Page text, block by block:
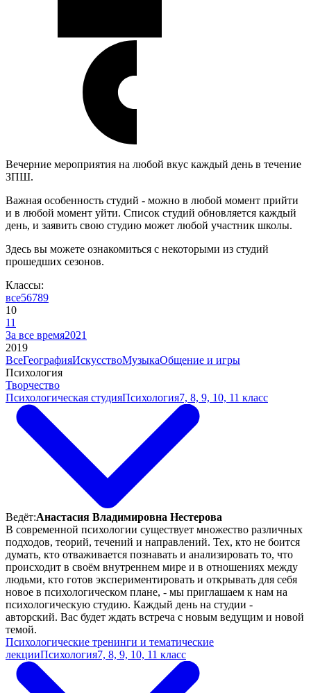
Вечерние мероприятия на любой вкус каждый день в течение
ЗПШ.
Важная особенность студий - можно в любой момент прийти
и в любой момент уйти. Список студий обновляется каждый
день, и заявить свою студию может любой участник школы.
Здесь вы можете ознакомиться с некоторыми из студий
прошедших сезонов.
Классы:
все56789
10
11
За все время2021
2019
ВсеГеографияИскусствоМузыкаОбщение и игры
Психология
Творчество
Психологическая студияПсихология7, 8, 9, 10, 11 класс
Ведёт:Анастасия Владимировна Нестерова
В современной психологии существует множество различных
подходов, теорий, течений и направлений. Тех, кто не боится
думать, кто отваживается познавать и анализировать то, что
происходит в своём внутреннем мире и в отношениях между
людьми, кто готов экспериментировать и открывать для себя
новое в психологическом плане, - мы приглашаем к нам на
психологическую студию. Каждый день на студии -
авторский. Вас будет ждать встреча с новым ведущим и новой
темой.
Психологические тренинги и тематические
лекцииПсихология7, 8, 9, 10, 11 класс